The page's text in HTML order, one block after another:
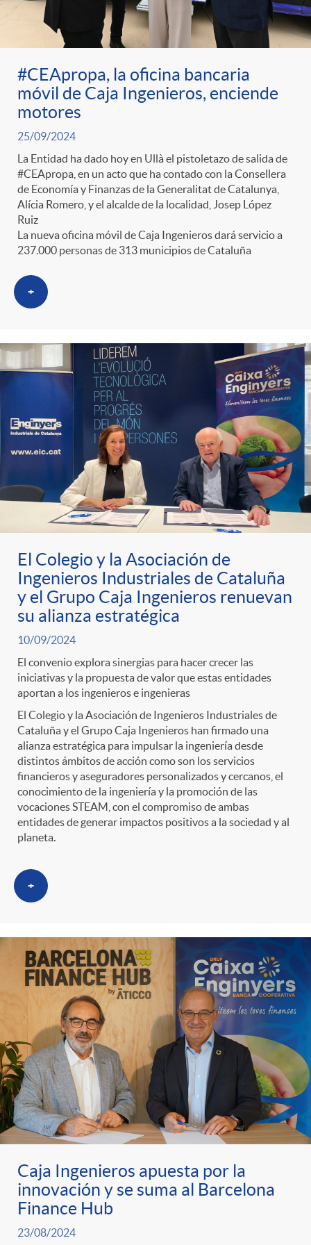
r
a
S
a
l
a
d
e
r
e
n
s
a
n
p
o
r
c
a
t
e
o
r
í
a
s
e
n
i
d
o
A
n
c
a
F
i
t
r
o
C
a
t
e
g
o
i
a
s
l
i
c
a
d
o
r
e
c
o
n
t
e
n
i
d
o
s
#CEApropa, la oficina bancaria
móvil de Caja Ingenieros, enciende
motores
25/09/2024
La Entidad ha dado hoy en Ullà el pistoletazo de salida de
#CEApropa, en un acto que ha contado con la Consellera
de Economía y Finanzas de la Generalitat de Catalunya,
Alícia Romero, y el alcalde de la localidad, Josep López
Ruiz
La nueva oficina móvil de Caja Ingenieros dará servicio a
237.000 personas de 313 municipios de Cataluña
+
El Colegio y la Asociación de
Ingenieros Industriales de Cataluña
y el Grupo Caja Ingenieros renuevan
su alianza estratégica
10/09/2024
El convenio explora sinergias para hacer crecer las
iniciativas y la propuesta de valor que estas entidades
aportan a los ingenieros e ingenieras
El Colegio y la Asociación de Ingenieros Industriales de
Cataluña y el Grupo Caja Ingenieros han firmado una
alianza estratégica para impulsar la ingeniería desde
distintos ámbitos de acción como son los servicios
financieros y aseguradores personalizados y cercanos, el
conocimiento de la ingeniería y la promoción de las
vocaciones STEAM, con el compromiso de ambas
entidades de generar impactos positivos a la sociedad y al
planeta.
+
Caja Ingenieros apuesta por la
innovación y se suma al Barcelona
Finance Hub
23/08/2024